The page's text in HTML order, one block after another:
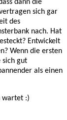
dann die
sich gar
des
nach. Hat
Entwickelt
Wenn die ersten
sich gut
als einen
wartet :)